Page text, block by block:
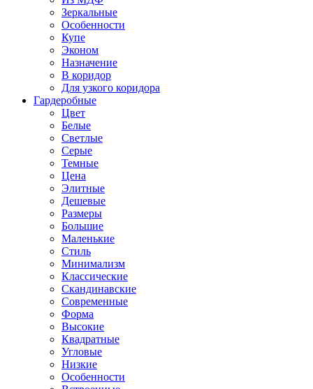
Зеркальные
Особенности
Купе
Эконом
Назначение
В коридор
Для узкого коридора
Гардеробные
Цвет
Белые
Светлые
Серые
Темные
Цена
Элитные
Дешевые
Размеры
Большие
Маленькие
Стиль
Минимализм
Классические
Скандинавские
Современные
Форма
Высокие
Квадратные
Угловые
Низкие
Особенности